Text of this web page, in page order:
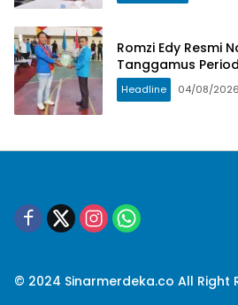
Romzi Edy Resmi
Tanggamus
Headline 04/08/2026
© 2024 Sinarmerdeka.co All Right